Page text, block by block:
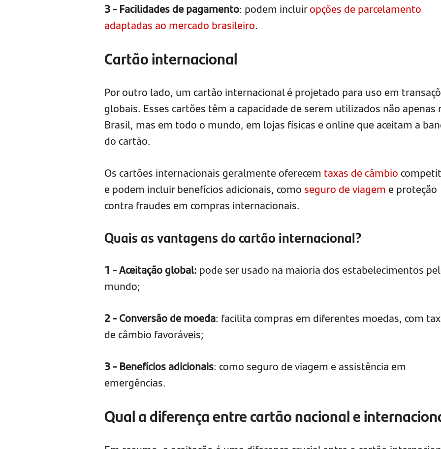
3 - Facilidades de pagamento: podem incluiropções de parcelamento
adaptadas ao mercado brasileiro.
Cartão internacional
Por outro lado, um cartão internacional é projetado para uso em
globais. Esses cartões têm a capacidade de serem utilizados não apenas
Brasil, mas em todo o mundo, em lojas físicas e online que aceitam a
do cartão.
Os cartões internacionais geralmente oferecem taxas de câmbio
e podem incluir benefícios adicionais, como seguro de viageme proteção
contra fraudes em compras internacionais.
Quais as vantagens do cartão internacional?
1 - Aceitação global: pode ser usado na maioria dos estabelecimentos
mundo;
2 - Conversão de moeda: facilita compras em diferentes moedas, com
de câmbio favoráveis;
3 - Benefícios adicionais: como seguro de viagem e assistência em
emergências.
Qual a diferença entre cartão nacional e